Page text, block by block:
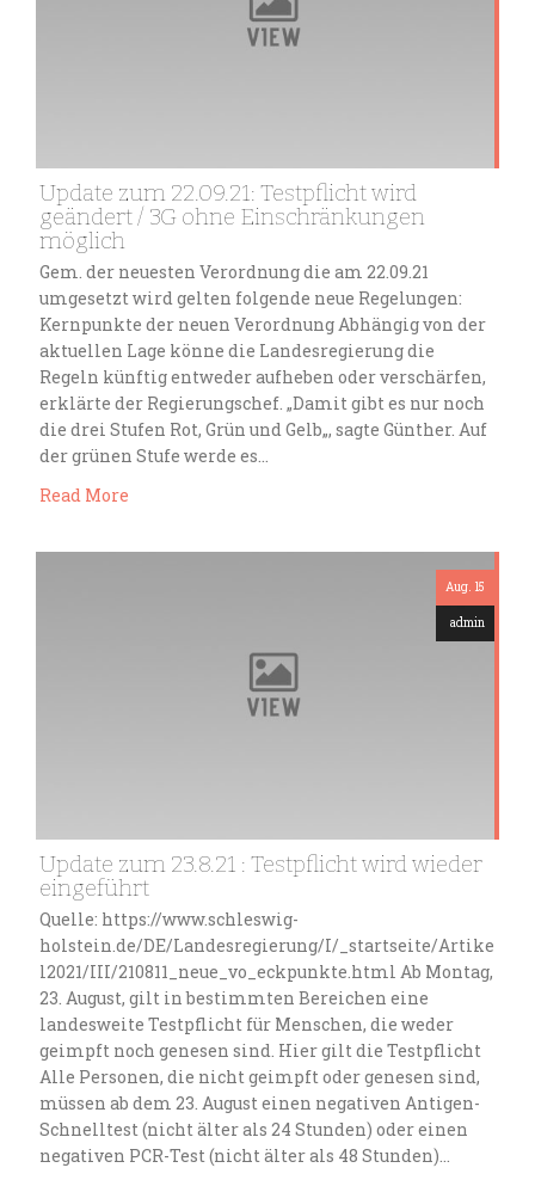
Update zum 22.09.21: Testpflicht wird
geändert / 3G ohne Einschränkungen
möglich
Gem. der neuesten Verordnung die am 22.09.21
umgesetzt wird gelten folgende neue Regelungen:
Kernpunkte der neuen Verordnung Abhängig von der
aktuellen Lage könne die Landesregierung die
Regeln künftig entweder aufheben oder verschärfen,
erklärte der Regierungschef. „Damit gibt es nur noch
die drei Stufen Rot, Grün und Gelb„, sagte Günther. Auf
der grünen Stufe werde es…
Read More
Aug. 15
admin
Update zum 23.8.21 : Testpflicht wird wieder
eingeführt
Quelle: https://www.schleswig-
holstein.de/DE/Landesregierung/I/_startseite/Artike
l2021/III/210811_neue_vo_eckpunkte.html Ab Montag,
23. August, gilt in bestimmten Bereichen eine
landesweite Testpflicht für Menschen, die weder
geimpft noch genesen sind. Hier gilt die Testpflicht
Alle Personen, die nicht geimpft oder genesen sind,
müssen ab dem 23. August einen negativen Antigen-
Schnelltest (nicht älter als 24 Stunden) oder einen
negativen PCR-Test (nicht älter als 48 Stunden)…